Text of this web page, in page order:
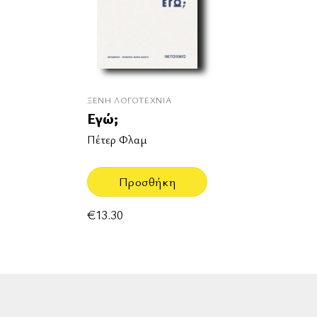
ΞΈΝΗ ΛΟΓΟΤΕΧΝΊΑ
Εγώ;
Πέτερ Φλαμ
Προσθήκη
€13.30